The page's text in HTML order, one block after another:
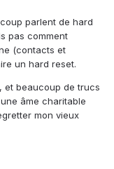
parlent de hard
pas comment
(contacts et
un hard reset.
et beaucoup de trucs
âme charitable
mon vieux